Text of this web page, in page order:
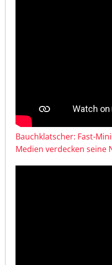
Bauchklatscher: Fast-
Medien verdecken seine